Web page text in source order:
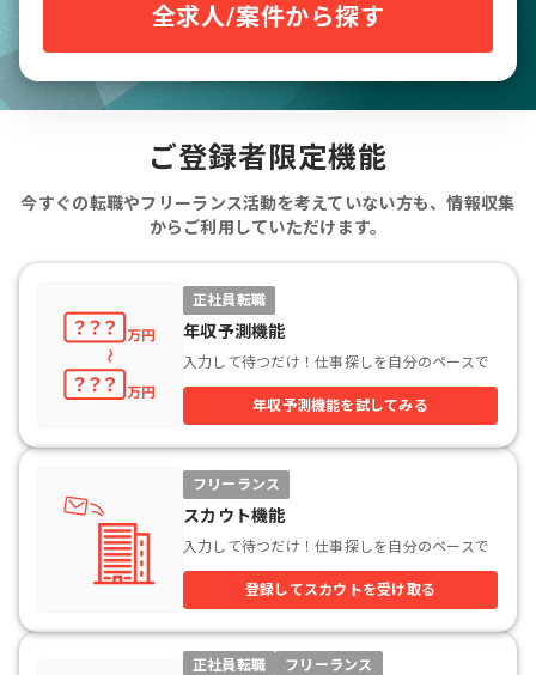
全求人/案件から探す
ご登録者限定機能
今すぐの転職やフリーランス活動を考えていない方も、情報収集
からご利用していただけます。
正社員転職
年収予測機能
入力して待つだけ！仕事探しを自分のペースで
年収予測機能を試してみる
フリーランス
スカウト機能
入力して待つだけ！仕事探しを自分のペースで
登録してスカウトを受け取る
正社員転職 フリーランス